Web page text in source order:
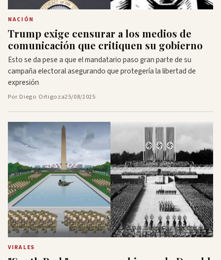
NACIÓN
Trump exige censurar a los medios de
comunicación que critiquen su gobierno
Esto se da pese a que el mandatario paso gran parte de su
campaña electoral asegurando que protegería la libertad de
expresión
Por Diego Ortigoza25/08/2025
VIRALES